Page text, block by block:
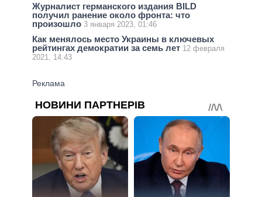
Журналист германского издания BILD
получил ранение около фронта: что
произошло 3 января 2023, 01:46
Как менялось место Украины в ключевых
рейтингах демократии за семь лет 12 февраля
2021, 14:43